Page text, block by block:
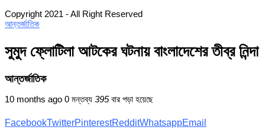
Copyright 2021 - All Right Reserved
আন্তর্জাতিক
সুমুদ ফ্লোটিলা আটকের ঘটনায় বাংলাদেশের তীব্র নিন্দা
আন্তর্জাতিক
10 months ago 0 মন্তব্য 395বার পড়া হয়েছে
FacebookTwitterPinterestRedditWhatsappEmail